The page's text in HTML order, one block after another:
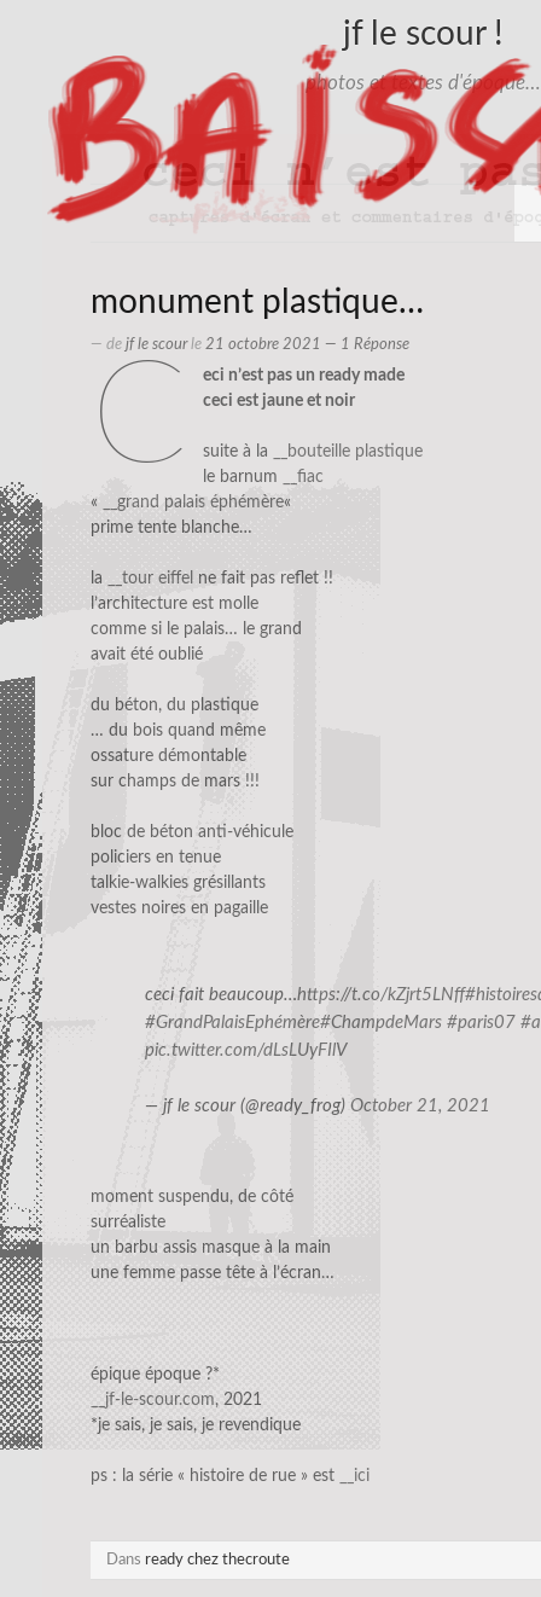
jf le scour !
photos et textes d'époque…
monument plastique…
— de jf le scourle 21 octobre 2021 — 1 Réponse
c
eci n’est pas un ready made
ceci est jaune et noir
suite à la
__bouteille plastique
le barnum
__fiac
«
__grand palais éphémère«
prime tente blanche…
la __tour eiffel ne fait pas reflet !!
l’architecture est molle
comme si le palais… le grand
avait été oublié
du béton, du plastique
… du bois quand même
ossature démontable
sur champs de mars !!!
bloc de béton anti-véhicule
policiers en tenue
talkie-walkies grésillants
vestes noires en pagaille
ceci fait beaucoup…https://t.co/kZjrt5LNff
#GrandPalaisEphémère#ChampdeMars #paris07
pic.twitter.com/dLsLUyFIlV
— jf le scour (@ready_frog) October 21, 2021
moment suspendu, de côté
surréaliste
un barbu assis masque à la main
une femme passe tête à l’écran…
épique époque ?*
__jf-le-scour.com, 2021
*je sais, je sais, je revendique
ps : la série « histoire de rue » est __ici
Dans ready chez thecroute